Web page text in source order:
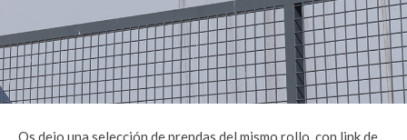
Os dejo una selección de prendas del mismo rollo, con link de